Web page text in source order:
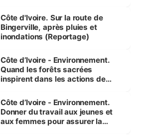
(Alassane Ouattara
Côte d'Ivoire. Sur la route de
Bingerville, après pluies et
inondations (Reportage)
Côte d’Ivoire - Environnement.
Quand les forêts sacrées
inspirent dans les actions de
Côte d’Ivoire - Environnement.
Donner du travail aux jeunes et
aux femmes pour assurer la